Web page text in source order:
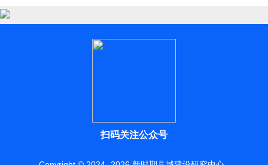
扫码关注公众号